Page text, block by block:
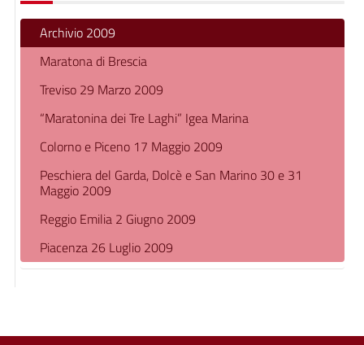
Archivio 2009
Maratona di Brescia
Treviso 29 Marzo 2009
“Maratonina dei Tre Laghi” Igea Marina
Colorno e Piceno 17 Maggio 2009
Peschiera del Garda, Dolcè e San Marino 30 e 31
Maggio 2009
Reggio Emilia 2 Giugno 2009
Piacenza 26 Luglio 2009